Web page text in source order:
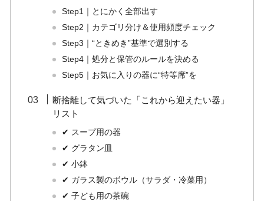
Step1｜とにかく全部出す
Step2｜カテゴリ分け＆使用頻度チェック
Step3｜“ときめき”基準で選別する
Step4｜処分と保管のルールを決める
Step5｜お気に入りの器に“特等席”を
断捨離して気づいた「これから迎えたい器」
リスト
✔ スープ用の器
✔ グラタン皿
✔ 小鉢
✔ ガラス製のボウル（サラダ・冷菜用）
✔ 子ども用の茶碗